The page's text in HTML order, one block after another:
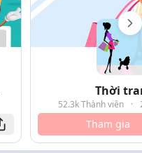
Thời
52.3k Thành viên ·
Tham gia